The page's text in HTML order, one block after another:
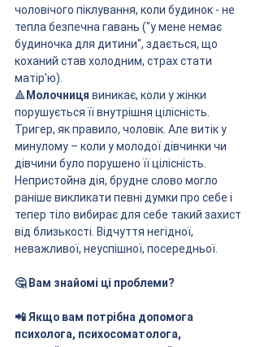
чоловічого піклування, коли будинок - не
тепла безпечна гавань ("у мене немає
будиночка для дитини", здається, що
коханий став холодним, страх стати
матір'ю).
🔺 Молочниця виникає, коли у жінки
порушується її внутрішня цілісність.
Тригер, як правило, чоловік. Але витік у
минулому – коли у молодої дівчинки чи
дівчини було порушено її цілісність.
Непристойна дія, брудне слово могло
раніше викликати певні думки про себе і
тепер тіло вибирає для себе такий захист
від близькості. Відчуття негідної,
неважливої, неуспішної, посередньої.
🤔 Вам знайомі ці проблеми?
📲 Якщо вам потрібна допомога
психолога, психосоматолога,